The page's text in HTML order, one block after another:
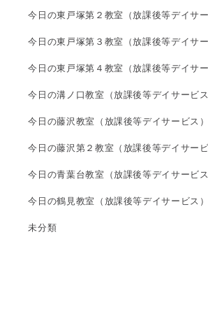
今日の東戸塚第２教室（放課後等デイサー
今日の東戸塚第３教室（放課後等デイサー
今日の東戸塚第４教室（放課後等デイサー
今日の溝ノ口教室（放課後等デイサービス
今日の藤沢教室（放課後等デイサービス）
今日の藤沢第２教室（放課後等デイサービ
今日の青葉台教室（放課後等デイサービス
今日の鶴見教室（放課後等デイサービス）
未分類